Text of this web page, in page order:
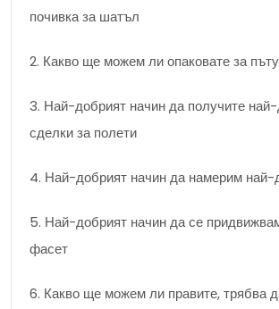
почивка за шатъл
2. Какво ще можем ли опаковате за
3. Най-добрият начин да получите
сделки за полети
4. Най-добрият начин да намерим най-
5. Най-добрият начин да се
фасет
6. Какво ще можем ли правите, трябва